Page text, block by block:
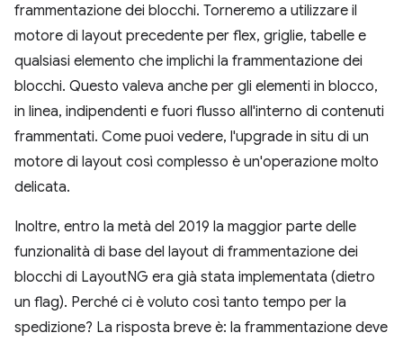
frammentazione dei blocchi. Torneremo a utilizzare il
motore di layout precedente per flex, griglie, tabelle e
qualsiasi elemento che implichi la frammentazione dei
blocchi. Questo valeva anche per gli elementi in blocco,
in linea, indipendenti e fuori flusso all'interno di contenuti
frammentati. Come puoi vedere, l'upgrade in situ di un
motore di layout così complesso è un'operazione molto
delicata.
Inoltre, entro la metà del 2019 la maggior parte delle
funzionalità di base del layout di frammentazione dei
blocchi di LayoutNG era già stata implementata (dietro
un flag). Perché ci è voluto così tanto tempo per la
spedizione? La risposta breve è: la frammentazione deve